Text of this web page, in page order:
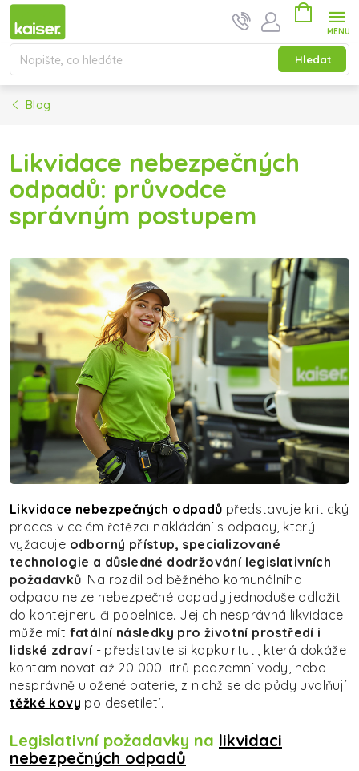
Přejít na obsah
Hledat
Nákupní
Blog
Likvidace nebezpečných
odpadů: průvodce
správným postupem
Likvidace nebezpečných odpadů představuje kritický
proces v celém řetězci nakládání s odpady, který
vyžaduje odborný přístup, specializované
technologie a důsledné dodržování legislativních
požadavků. Na rozdíl od běžného komunálního
odpadu nelze nebezpečné odpady jednoduše odložit
do kontejneru či popelnice. Jejich nesprávná likvidace
může mít fatální následky pro životní prostředí i
lidské zdraví- představte si kapku rtuti, která dokáže
kontaminovat až 20 000 litrů podzemní vody, nebo
nesprávně uložené baterie, z nichž se do půdy uvolňují
těžké kovy po desetiletí.
Legislativní požadavky na likvidaci
nebezpečných odpadů